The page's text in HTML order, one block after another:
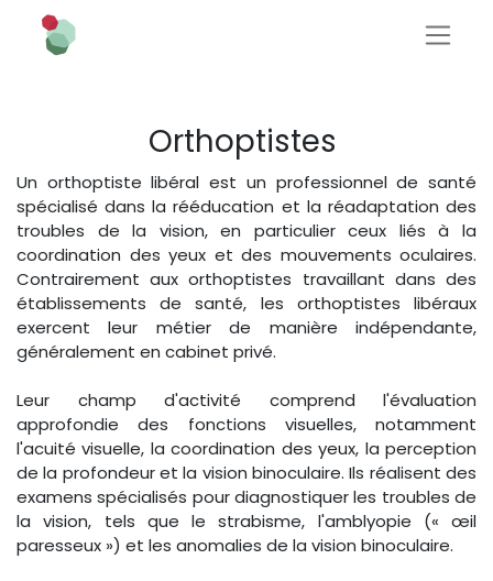
Orthoptistes
Un orthoptiste libéral est un professionnel de santé
spécialisé dans la rééducation et la réadaptation des
troubles de la vision, en particulier ceux liés à la
coordination des yeux et des mouvements oculaires.
Contrairement aux orthoptistes travaillant dans des
établissements de santé, les orthoptistes libéraux
exercent leur métier de manière indépendante,
généralement en cabinet privé.
Leur champ d'activité comprend l'évaluation
approfondie des fonctions visuelles, notamment
l'acuité visuelle, la coordination des yeux, la perception
de la profondeur et la vision binoculaire. Ils réalisent des
examens spécialisés pour diagnostiquer les troubles de
la vision, tels que le strabisme, l'amblyopie (« œil
paresseux ») et les anomalies de la vision binoculaire.